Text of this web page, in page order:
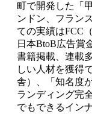
町で開発した「
ンドン、フラン
ての実績はFCC
日本BtoB広告賞
書籍掲載、連載
しい人材を獲得
舎）、「知名度
ランディング完
でもできるイン